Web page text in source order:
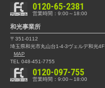
0120-65-2381
営業時間：9:00～18:00
和光事業所
〒351-0112
埼玉県和光市丸山台1-4-3ヴェルデ和光4F
MAP
TEL 048-451-7755
0120-097-755
営業時間：9:00～18:00